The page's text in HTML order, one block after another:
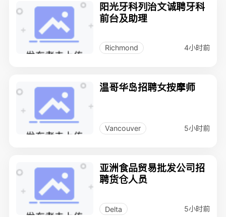
阳光牙科列治文诚聘牙科
前台及助理
Richmond 4小时前
温哥华岛招聘女按摩师
Vancouver 5小时前
亚洲食品贸易批发公司招
聘货仓人员
Delta 5小时前